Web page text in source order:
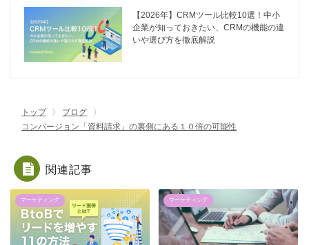
【2026年】CRMツール比較10選！中小
企業が知っておきたい、CRMの機能の違
いや選び方を徹底解説
トップ
ブログ
コンバージョン「資料請求」の裏側にある１０倍の可能性
関連記事
マーケティング マーケティング